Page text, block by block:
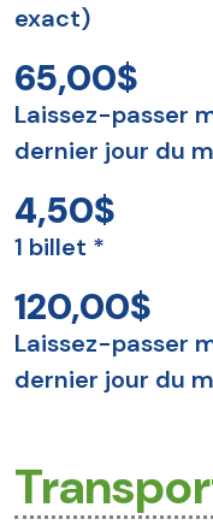
exact)
65,00$
Laissez-passer
dernier jour du
4,50$
1 billet *
120,00$
Laissez-passer
dernier jour du